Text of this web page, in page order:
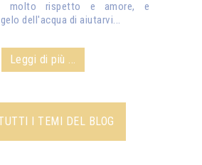
molto rispetto e amore, e
dell'acqua di aiutarvi...
Leggi di più ...
I TEMI DEL BLOG